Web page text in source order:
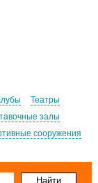
Театры
залы
сооружения